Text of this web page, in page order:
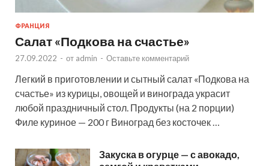
ФРАНЦИЯ
Салат «Подкова на счастье»
27.09.2022 - от admin - Оставьте комментарий
Легкий в приготовлении и сытный салат «Подкова на
счастье» из курицы, овощей и винограда украсит
любой праздничный стол. Продукты (на 2 порции)
Филе куриное — 200 г Виноград без косточек …
Закуска в огурце — с авокадо,